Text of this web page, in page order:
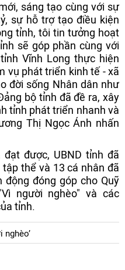
sáng tạo cùng với sự
sự hỗ trợ tạo điều kiện
tỉnh, tôi tin tưởng hoạt
sẽ góp phần cùng với
Vĩnh Long thực hiện
vụ phát triển kinh tế - xã
đời sống Nhân dân như
bộ tỉnh đã đề ra, xây
tỉnh phát triển nhanh và
Thị Ngọc Ánh nhấn
được, UBND tỉnh đã
thể và 13 cá nhân đã
đóng góp cho Quỹ
người nghèo" và các
tỉnh.
nghèo’